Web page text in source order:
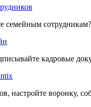
семейным сотрудникам?
кадровые
настройте воронку,